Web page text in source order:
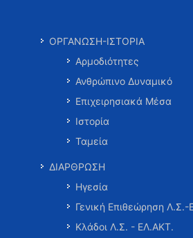
ΟΡΓΑΝΩΣΗ-ΙΣΤΟΡΙΑ
Αρμοδιότητες
Ανθρώπινο Δυναμικό
Επιχειρησιακά Μέσα
Ιστορία
Ταμεία
ΔΙΑΡΘΡΩΣΗ
Ηγεσία
Γενική Επιθεώρηση
Κλάδοι Λ.Σ. - ΕΛ.ΑΚΤ.